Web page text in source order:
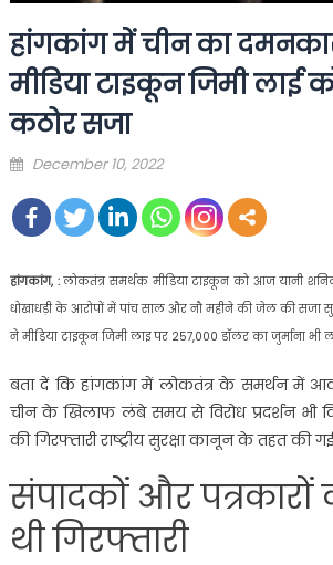
हांगकांग में चीन का
मीडिया टाइकून जिमी लाई
कठोर सजा
Posted
December 10, 2022
हांगकांग, :लोकतंत्र समर्थक मीडिया टाइकून को आज यानी
धोखाधड़ी के आरोपों में पांच साल और नौ महीने की जेल की सजा
ने मीडिया टाइकून जिमी लाइ पर 257,000 डॉलर का जुर्माना भी
बता दें कि हांगकांग में लोकतंत्र के समर्थन में
चीन के खिलाफ लंबे समय से विरोध प्रदर्शन भी
की गिरफ्तारी राष्ट्रीय सुरक्षा कानून के तहत की
संपादकों और पत्रकारों
थी गिरफ्तारी